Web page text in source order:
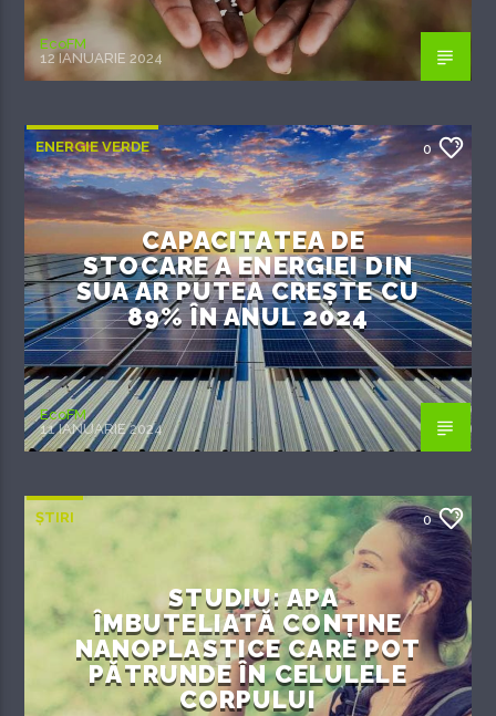
EcoFM
12 IANUARIE 2024
ENERGIE VERDE 0
CAPACITATEA DE
STOCARE A ENERGIEI DIN
SUA AR PUTEA CREȘTE CU
89% ÎN ANUL 2024
EcoFM
11 IANUARIE 2024
ȘTIRI 0
STUDIU: APA
ÎMBUTELIATĂ CONȚINE
NANOPLASTICE CARE POT
PĂTRUNDE ÎN CELULELE
CORPULUI